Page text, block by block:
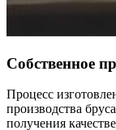
Собственное
Процесс
производства
получения